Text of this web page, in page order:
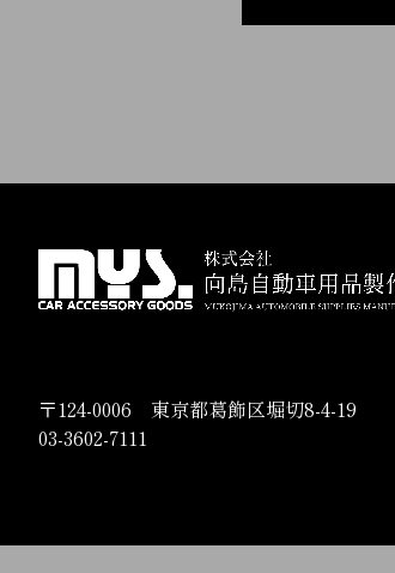
〒124-0006 東京都葛飾区堀切8-4-19
03-3602-7111